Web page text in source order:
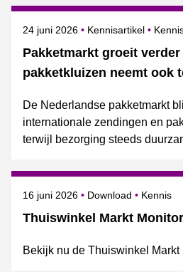
Pakketmarkt groeit
pakketkluizen neemt ook
Gepubliceerd op
24 juni 2026 Kennisartikel
De Nederlandse pakketmarkt
internationale zendingen en
terwijl bezorging steeds
Thuiswinkel Markt
Gepubliceerd op
16 juni 2026 Download Kennis
Bekijk nu de Thuiswinkel Markt